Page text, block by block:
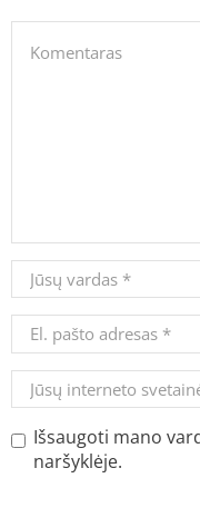
Išsaugoti mano
naršyklėje.